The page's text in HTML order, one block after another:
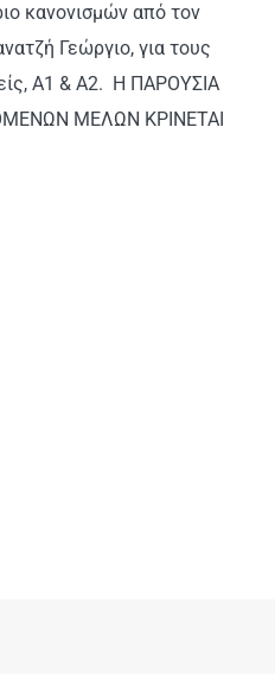
κανονισμών από τον
Γεώργιο, για τους
Α1 & Α2. Η ΠΑΡΟΥΣΙΑ
ΜΕΛΩΝ ΚΡΙΝΕΤΑΙ